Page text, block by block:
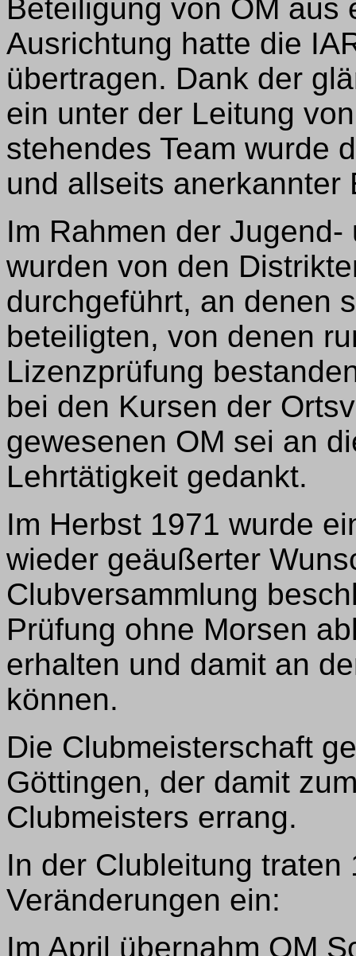
Beteiligung von OM aus
Ausrichtung hatte die
übertragen. Dank der
ein unter der Leitung
stehendes Team wurde
und allseits anerkannter
Im Rahmen der
wurden von den
durchgeführt, an denen
beteiligten, von denen
Lizenzprüfung
bei den Kursen der
gewesenen OM sei an
Lehrtätigkeit gedankt.
Im Herbst 1971 wurde
wieder geäußerter
Clubversammlung
Prüfung ohne Morsen
erhalten und damit an
können.
Die Clubmeisterschaft
Göttingen, der damit
Clubmeisters errang.
In der Clubleitung traten
Veränderungen ein:
Im April übernahm OM